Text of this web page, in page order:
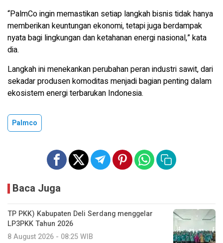
“PalmCo ingin memastikan setiap langkah bisnis tidak hanya
memberikan keuntungan ekonomi, tetapi juga berdampak
nyata bagi lingkungan dan ketahanan energi nasional,” kata
dia.
Langkah ini menekankan perubahan peran industri sawit, dari
sekadar produsen komoditas menjadi bagian penting dalam
ekosistem energi terbarukan Indonesia.
Palmco
Baca Juga
TP PKK) Kabupaten Deli Serdang menggelar
LP3PKK Tahun 2026
8 August 2026 - 08:25 WIB